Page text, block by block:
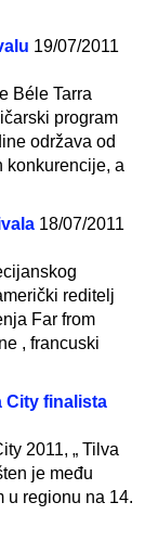
19/07/2011
Béle Tarra
program
održava od
konkurencije, a
18/07/2011
reditelj
Far from
, francuski
City finalista
2011, „ Tilva
je među
u regionu na 14.